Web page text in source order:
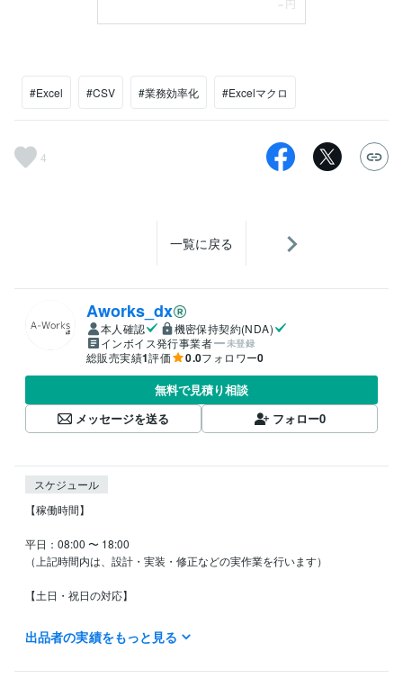
#Excel #CSV #業務効率化 #Excelマクロ
4
一覧に戻る
Aworks_dx
本人確認
機密保持契約(NDA)
インボイス発行事業者
未登録
総販売実績1評価 0.0フォロワー0
無料で見積り相談
メッセージを送る
フォロー0
スケジュール
【稼働時間】
平日：08:00 〜 18:00
（上記時間内は、設計・実装・修正などの実作業を行います）
【土日・祝日の対応】
基本的に実作業・納品はお休みをいただいております。
出品者の実績をもっと見る